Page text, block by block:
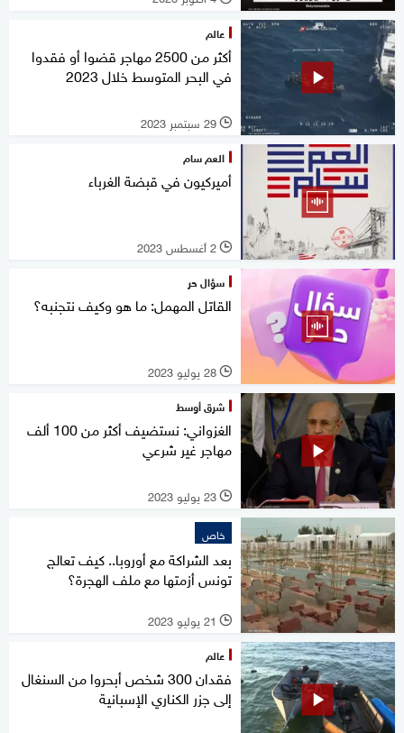
عالم
أكثر من 2500 مهاجر قضوا أو فقدوا
في البحر المتوسط خلال 2023
l 29 سبتمبر 2023
العم سام
أميركيون في قبضة الغرباء
l 2 أغسطس 2023
سؤال حر
القاتل المهمل: ما هو وكيف نتجنبه؟
l 28 يوليو 2023
شرق أوسط
الغزواني: نستضيف أكثر من 100 ألف
مهاجر غير شرعي
l 23 يوليو 2023
خاص
بعد الشراكة مع أوروبا.. كيف تعالج
تونس أزمتها مع ملف الهجرة؟
l 21 يوليو 2023
عالم
فقدان 300 شخص أبحروا من السنغال
إلى جزر الكناري الإسبانية